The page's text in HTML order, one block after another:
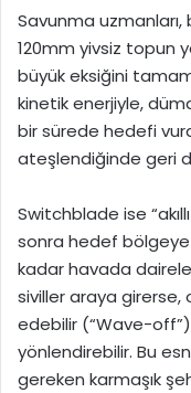
Savunma uzmanları,
120mm yivsiz topun
büyük eksiğini
kinetik enerjiyle,
bir sürede hedefi
ateşlendiğinde geri
Switchblade ise
sonra hedef
kadar havada
siviller araya girerse,
edebilir (“Wave-
yönlendirebilir. Bu
gereken karmaşık